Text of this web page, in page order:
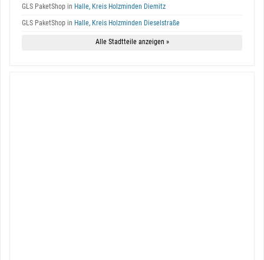
GLS PaketShop in Halle, Kreis Holzminden Diemitz
GLS PaketShop in Halle, Kreis Holzminden Dieselstraße
Alle Stadtteile anzeigen »